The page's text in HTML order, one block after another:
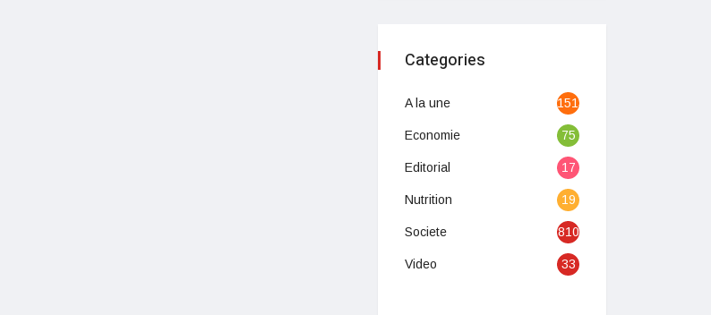
Categories
A la une 1513
Economie 75
Editorial 17
Nutrition 19
Societe 810
Video 33